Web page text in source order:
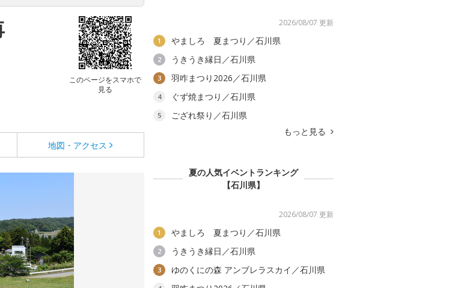
このページをスマホで
見る
地図・アクセス
2026/08/07 更新
1 やましろ 夏まつり／石川県
2 うきうき縁日／石川県
3 羽咋まつり2026／石川県
4 ぐず焼まつり／石川県
5
ござれ祭り／石川県
もっと見る
夏の人気イベントランキング
【石川県】
2026/08/07 更新
1 やましろ 夏まつり／石川県
2 うきうき縁日／石川県
3 ゆのくにの森 アンブレラスカイ／石川県